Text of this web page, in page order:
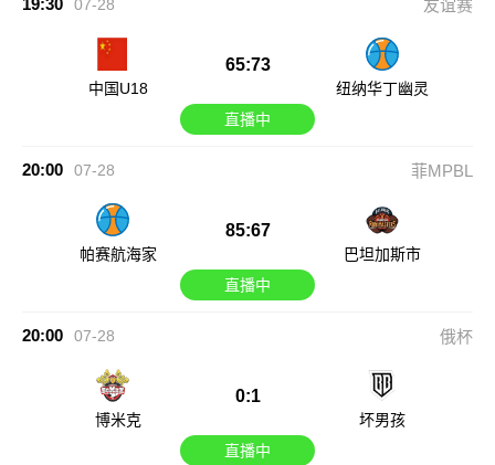
19:30 07-28 友谊赛
中国U18
65:73
纽纳华丁幽灵
直播中
20:00 07-28 菲MPBL
帕赛航海家
85:67
巴坦加斯市
直播中
20:00 07-28 俄杯
博米克
0:1
坏男孩
直播中